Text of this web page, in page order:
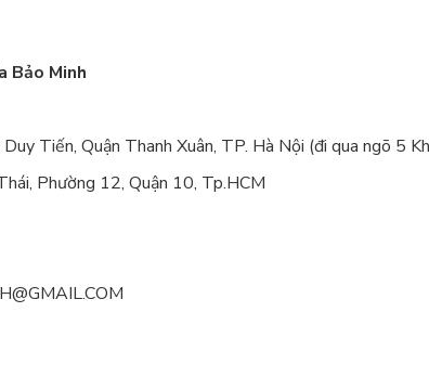
Bảo Minh
Tiến, Quận Thanh Xuân, TP. Hà Nội (đi qua ngõ 5
Phường 12, Quận 10, Tp.HCM